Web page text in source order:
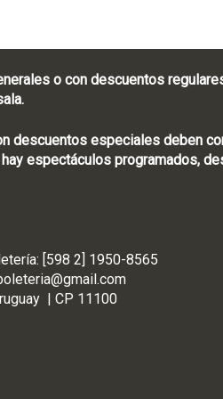
o con descuentos
descuentos especiales deben
espectáculos programados,
de
-